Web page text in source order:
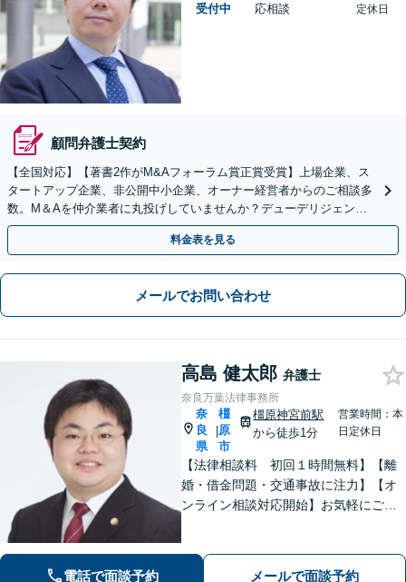
受付中
応相談
定休日
顧問弁護士契約
【全国対応】【著書2作がM&Aフォーラム賞正賞受賞】上場企業、ス
タートアップ企業、非公開中小企業、オーナー経営者からのご相談多
数。M＆Aを仲介業者に丸投げしていませんか？デューデリジェンス
や契約書作成・交渉はお任せください【初回無料】
料金表を見る
メールでお問い合わせ
高島 健太郎 弁護士
奈良万葉法律事務所
奈
良
県
|
橿
原
市
橿原神宮前駅
から徒歩1分
営業時間：本
日定休日
【法律相談料 初回１時間無料】【離
婚・借金問題・交通事故に注力】【オ
ンライン相談対応開始】お気軽にご相
ます。【土日・夜間相談に対応】
電話で面談予約 メールで面談予約